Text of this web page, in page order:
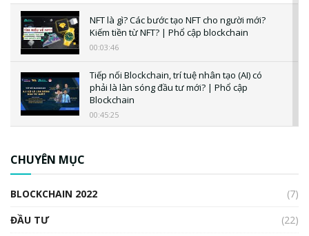
NFT là gì? Các bước tạo NFT cho người mới?
Kiếm tiền từ NFT? | Phổ cập blockchain
00:03:46
Tiếp nối Blockchain, trí tuệ nhân tạo (AI) có
phải là làn sóng đầu tư mới? | Phổ cập
Blockchain
00:45:25
CHUYÊN MỤC
BLOCKCHAIN 2022
(7)
ĐẦU TƯ
(22)